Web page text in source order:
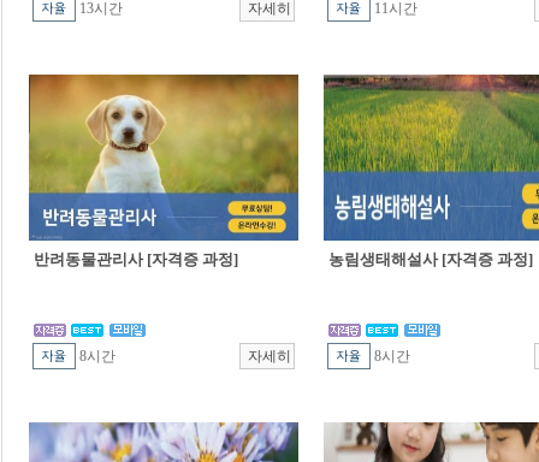
13시간 11시간
반려동물관리사 [자격증 과정]
8시간
농림생태해설사 [자격증 과정]
8시간